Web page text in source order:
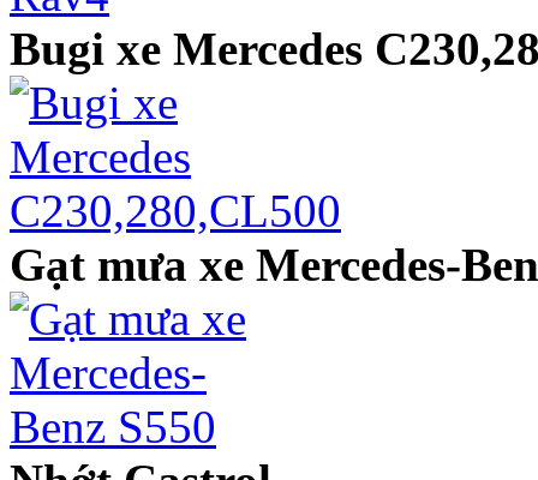
Bugi xe Mercedes
Gạt mưa xe Mercedes-